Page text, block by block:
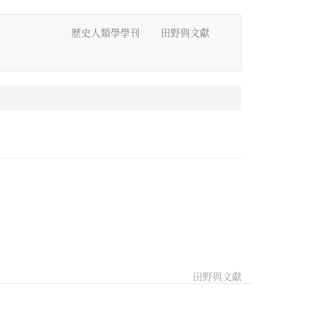
歷史人類學學刊 田野與文獻
田野與文獻